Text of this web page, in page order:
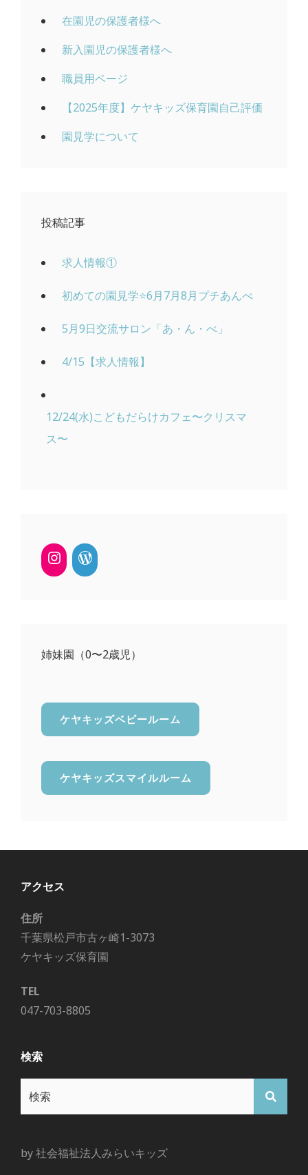
在園児の保護者様へ
新入園児の保護者様へ
職員用ページ
【2025年度】ケヤキッズ保育園自己評価
園見学について
投稿記事
求人情報①
初めての園見学⭐️6月7月8月プチあんべ
5月9日交流サロン「あ・ん・べ」
4/15【求人情報】
12/24(水)こどもだらけカフェ〜クリスマ
ス〜
姉妹園（0〜2歳児）
ケヤキッズベビールーム
ケヤキッズスマイルルーム
アクセス
住所
千葉県松戸市古ヶ崎1-3073
ケヤキッズ保育園
TEL
047-703-8805
検索
索:
検
by 社会福祉法人みらいキッズ